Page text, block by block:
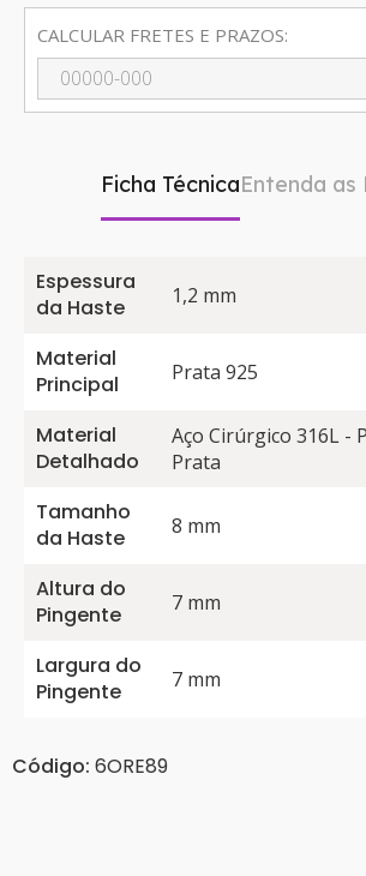
CALCULAR FRETES E PRAZOS:
Ficha TécnicaEntenda as
Espessura
da Haste
1,2 mm
Material
Principal
Prata 925
Material
Detalhado
Aço Cirúrgico 316L -
Prata
Tamanho
da Haste
8 mm
Altura do
Pingente
7 mm
Largura do
Pingente
7 mm
Código: 6ORE89